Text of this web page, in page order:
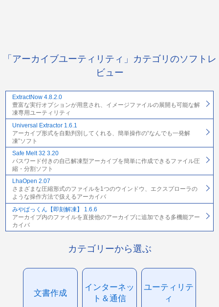
「アーカイブユーティリティ」カテゴリのソフトレ
ビュー
ExtractNow 4.8.2.0
豊富な実行オプションが用意され、イメージファイルの展開も可能な解
凍専用ユーティリティ
Universal Extractor 1.6.1
アーカイブ形式を自動判別してくれる、簡単操作の“なんでも一発解
凍”ソフト
Safe Melt 32 3.20
パスワード付きの自己解凍型アーカイブを簡単に作成できるファイル圧
縮・分割ソフト
LhaOpen 2.07
さまざまな圧縮形式のファイルを1つのウインドウ、エクスプローラの
ような操作方法で扱えるアーカイバ
みやぱっくん【即刻解凍】 1.6.6
アーカイブ内のファイルを直接他のアーカイブに追加できる多機能アー
カイバ
カテゴリーから選ぶ
文書作成
インターネッ
ト＆通信
ユーティリテ
ィ